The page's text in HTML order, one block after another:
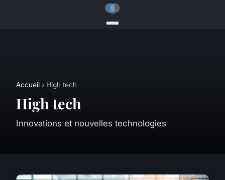
Accueil › High tech
High tech
Innovations et nouvelles technologies